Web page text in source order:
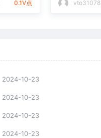
0.1V点
2024-10-23
2024-10-23
2024-10-23
2024-10-23